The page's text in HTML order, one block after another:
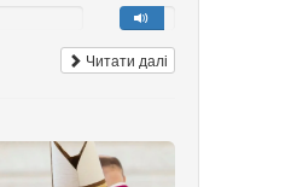
Читати далі